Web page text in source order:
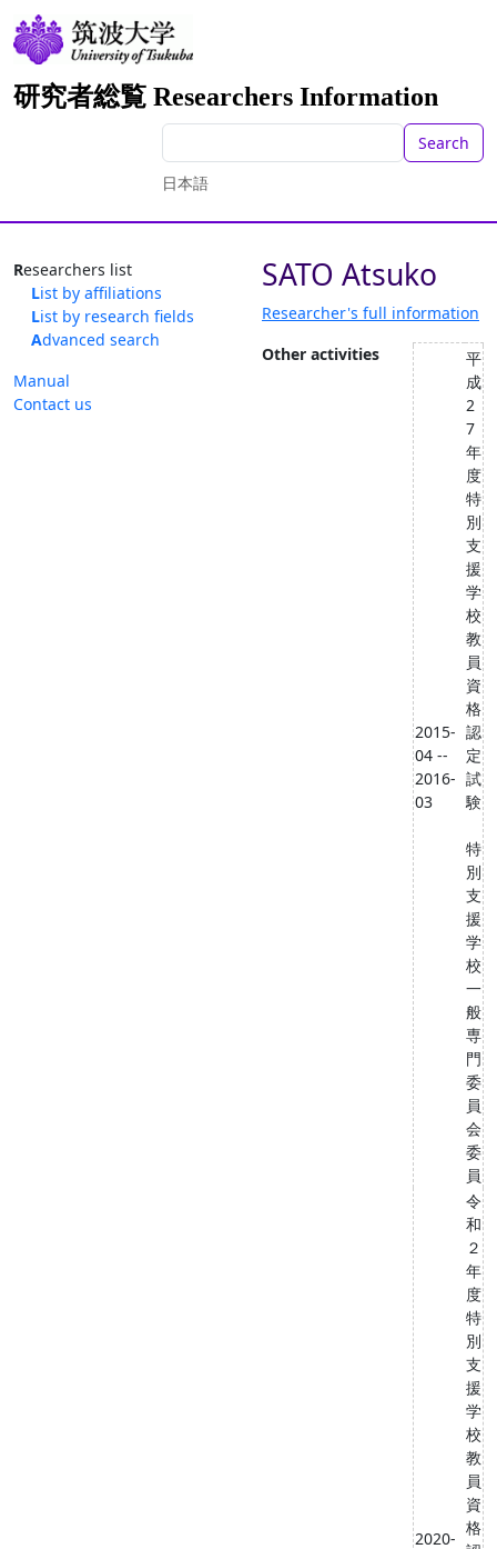
研究者総覧 Researchers Information
Search
日本語
Researchers list
List by affiliations
List by research fields
Advanced search
Manual
Contact us
SATO Atsuko
Researcher's full information
Other activities
2015-
04 --
2016-
03
平
成
2
7
年
度
特
別
支
援
学
校
教
員
資
格
認
定
試
験
特
別
支
援
学
校
一
般
専
門
委
員
会
委
員
2020-
令
和
２
年
度
特
別
支
援
学
校
教
員
資
格